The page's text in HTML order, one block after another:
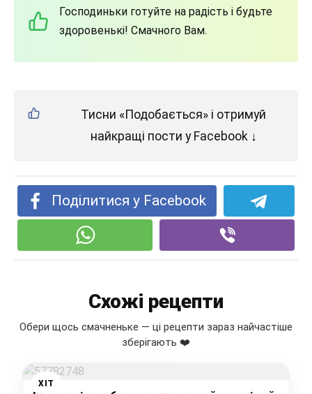
Господиньки готуйте на радість і будьте
здоровенькі! Смачного Вам.
Тисни «Подобається» і отримуй
найкращі пости у Facebook ↓
Поділитися у Facebook
Схожі рецепти
Обери щось смачненьке — ці рецепти зараз найчастіше
зберігають ❤️
ХІТ